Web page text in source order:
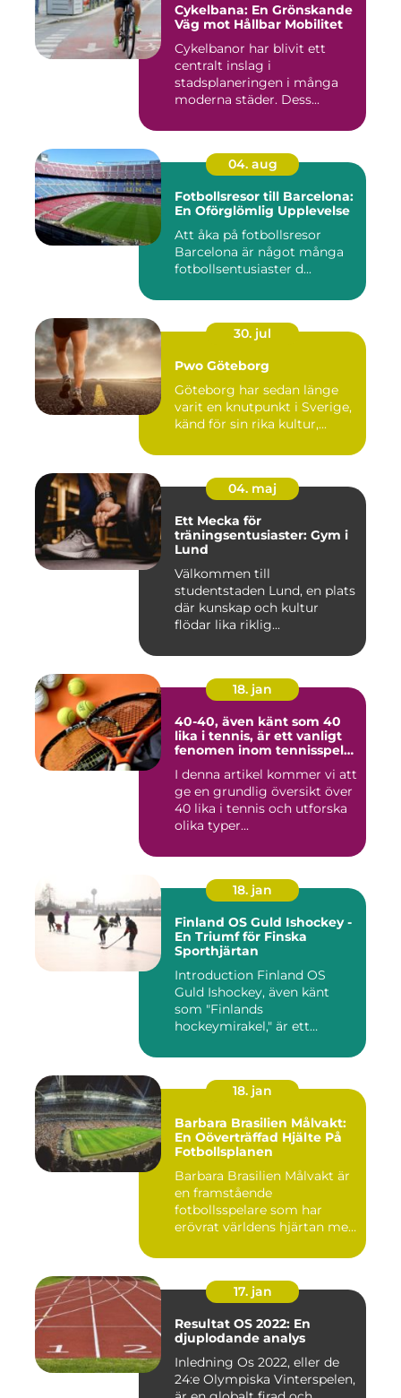
Cykelbana: En Grönskande
Väg mot Hållbar Mobilitet
Cykelbanor har blivit ett
centralt inslag i
stadsplaneringen i många
moderna städer. Dess...
04. aug
Fotbollsresor till Barcelona:
En Oförglömlig Upplevelse
Att åka på fotbollsresor
Barcelona är något många
fotbollsentusiaster d...
30. jul
Pwo Göteborg
Göteborg har sedan länge
varit en knutpunkt i Sverige,
känd för sin rika kultur,...
04. maj
Ett Mecka för
träningsentusiaster: Gym i
Lund
Välkommen till
studentstaden Lund, en plats
där kunskap och kultur
flödar lika riklig...
18. jan
40-40, även känt som 40
lika i tennis, är ett vanligt
fenomen inom tennisspelet
spännande och
frustrerande för spelare
och fans
I denna artikel kommer vi att
ge en grundlig översikt över
40 lika i tennis och utforska
olika typer...
18. jan
Finland OS Guld Ishockey -
En Triumf för Finska
Sporthjärtan
Introduction Finland OS
Guld Ishockey, även känt
som "Finlands
hockeymirakel," är ett
18. jan
Barbara Brasilien Målvakt:
En Oöverträffad Hjälte På
Fotbollsplanen
Barbara Brasilien Målvakt är
en framstående
fotbollsspelare som har
erövrat världens hjärtan med
17. jan
Resultat OS 2022: En
djuplodande analys
Inledning Os 2022, eller de
24:e Olympiska Vinterspelen,